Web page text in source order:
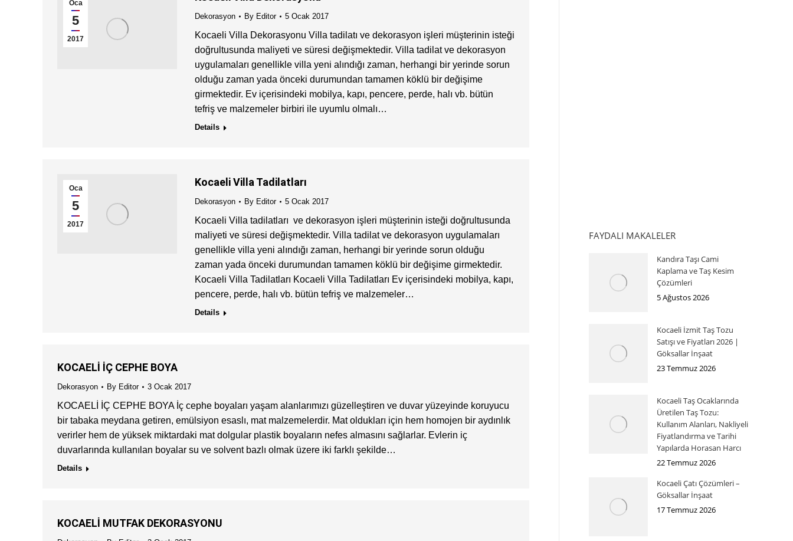
Oca
5
2017
Dekorasyon By Editor 5 Ocak 2017
Kocaeli Villa Dekorasyonu Villa tadilatı ve dekorasyon işleri müşterinin isteği
doğrultusunda maliyeti ve süresi değişmektedir. Villa tadilat ve dekorasyon
uygulamaları genellikle villa yeni alındığı zaman, herhangi bir yerinde sorun
olduğu zaman yada önceki durumundan tamamen köklü bir değişime
girmektedir. Ev içerisindeki mobilya, kapı, pencere, perde, halı vb. bütün
tefriş ve malzemeler birbiri ile uyumlu olmalı…
Details
Oca
5
2017
Kocaeli Villa Tadilatları
Dekorasyon By Editor 5 Ocak 2017
Kocaeli Villa tadilatları ve dekorasyon işleri müşterinin isteği doğrultusunda
maliyeti ve süresi değişmektedir. Villa tadilat ve dekorasyon uygulamaları
genellikle villa yeni alındığı zaman, herhangi bir yerinde sorun olduğu
zaman yada önceki durumundan tamamen köklü bir değişime girmektedir.
Kocaeli Villa Tadilatları Kocaeli Villa Tadilatları Ev içerisindeki mobilya, kapı,
pencere, perde, halı vb. bütün tefriş ve malzemeler…
Details
KOCAELİ İÇ CEPHE BOYA
Dekorasyon By Editor 3 Ocak 2017
KOCAELİ İÇ CEPHE BOYA İç cephe boyaları yaşam alanlarımızı güzelleştiren ve duvar yüzeyinde koruyucu
bir tabaka meydana getiren, emülsiyon esaslı, mat malzemelerdir. Mat oldukları için hem homojen bir aydınlık
verirler hem de yüksek miktardaki mat dolgular plastik boyaların nefes almasını sağlarlar. Evlerin iç
duvarlarında kullanılan boyalar su ve solvent bazlı olmak üzere iki farklı şekilde…
Details
KOCAELİ MUTFAK DEKORASYONU
FAYDALI MAKALELER
Kandıra Taşı Cami
Kaplama ve Taş Kesim
Çözümleri
5 Ağustos 2026
Kocaeli İzmit Taş Tozu
Satışı ve Fiyatları 2026 |
Göksallar İnşaat
23 Temmuz 2026
Kocaeli Taş Ocaklarında
Üretilen Taş Tozu:
Kullanım Alanları, Nakliyeli
Fiyatlandırma ve Tarihi
Yapılarda Horasan Harcı
22 Temmuz 2026
Kocaeli Çatı Çözümleri –
Göksallar İnşaat
17 Temmuz 2026